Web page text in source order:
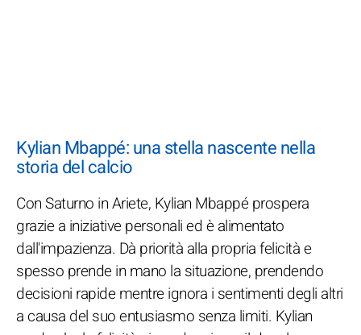
Kylian Mbappé: una stella nascente nella
storia del calcio
Con Saturno in Ariete, Kylian Mbappé prospera
grazie a iniziative personali ed è alimentato
dall'impazienza. Dà priorità alla propria felicità e
spesso prende in mano la situazione, prendendo
decisioni rapide mentre ignora i sentimenti degli altri
a causa del suo entusiasmo senza limiti. Kylian